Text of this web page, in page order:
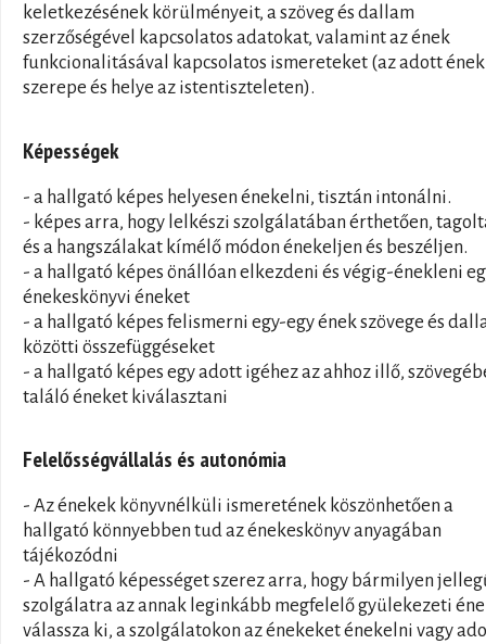
keletkezésének körülményeit, a szöveg és dallam
szerzőségével kapcsolatos adatokat, valamint az ének
funkcionalitásával kapcsolatos ismereteket (az adott ének
szerepe és helye az istentiszteleten).
Képességek
- a hallgató képes helyesen énekelni, tisztán intonálni.
- képes arra, hogy lelkészi szolgálatában érthetően,
és a hangszálakat kímélő módon énekeljen és beszéljen.
- a hallgató képes önállóan elkezdeni és végig-énekleni
énekeskönyvi éneket
- a hallgató képes felismerni egy-egy ének szövege és
közötti összefüggéseket
- a hallgató képes egy adott igéhez az ahhoz illő,
találó éneket kiválasztani
Felelősségvállalás és autonómia
- Az énekek könyvnélküli ismeretének köszönhetően a
hallgató könnyebben tud az énekeskönyv anyagában
tájékozódni
- A hallgató képességet szerez arra, hogy bármilyen
szolgálatra az annak leginkább megfelelő gyülekezeti
válassza ki, a szolgálatokon az énekeket énekelni vagy